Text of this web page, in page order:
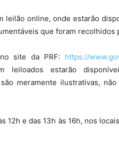
leilão online, onde estarão
que foram recolhidos
site da PRF: https://
estarão
meramente ilustrativas,
e das 13h às 16h, nos